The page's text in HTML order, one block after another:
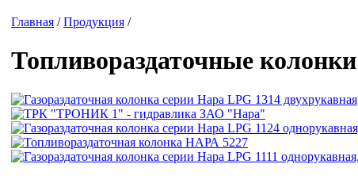
Главная /Продукция /
Топливораздаточные